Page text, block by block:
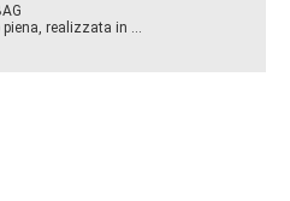
realizzata in ...